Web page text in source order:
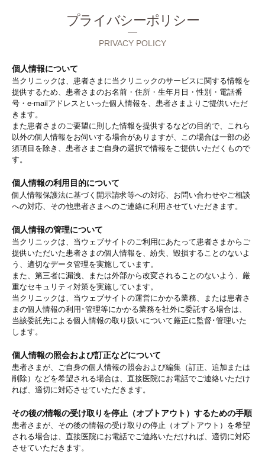
プライバシーポリシー
PRIVACY POLICY
個人情報について
当クリニックは、患者さまに当クリニックのサービスに関する情報を
提供するため、患者さまのお名前・住所・生年月日・性別・電話番
号・e-mailアドレスといった個人情報を、患者さまよりご提供いただ
きます。
また患者さまのご要望に則した情報を提供するなどの目的で、これら
以外の個人情報をお伺いする場合がありますが、この場合は一部の必
須項目を除き、患者さまご自身の選択で情報をご提供いただくもので
す。
個人情報の利用目的について
個人情報保護法に基づく開示請求等への対応、お問い合わせやご相談
への対応、その他患者さまへのご連絡に利用させていただきます。
個人情報の管理について
当クリニックは、当ウェブサイトのご利用にあたって患者さまからご
提供いただいた患者さまの個人情報を、紛失、毀損することのないよ
う、適切なデータ管理を実施しています。
また、第三者に漏洩、または外部から改変されることのないよう、厳
重なセキュリティ対策を実施しています。
当クリニックは、当ウェブサイトの運営にかかる業務、または患者さ
まの個人情報の利用･管理等にかかる業務を社外に委託する場合は、
当該委託先による個人情報の取り扱いについて厳正に監督･管理いた
します。
個人情報の照会および訂正などについて
患者さまが、ご自身の個人情報の照会および編集（訂正、追加または
削除）などを希望される場合は、直接医院にお電話でご連絡いただけ
れば、適切に対応させていただきます。
その後の情報の受け取りを停止（オプトアウト）するための手順
患者さまが、その後の情報の受け取りの停止（オプトアウト）を希望
される場合は、直接医院にお電話でご連絡いただければ、適切に対応
させていただきます。